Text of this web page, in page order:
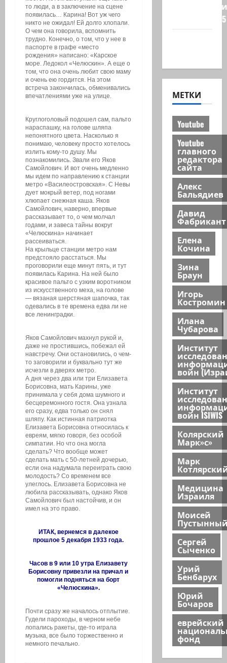
то люди, а в заключение на сцене
появилась… Карина! Вот уж чего
никто не ожидал! Ей долго хлопали.
О чем она говорила, вспомнить
трудно. Конечно, о том, что у нее в
паспорте в графе «место
рождения» написано: «Карское
море. Ледокол «Челюскин». А еще о
том, что она очень любит свою маму
и очень ею гордится. На этом
встреча закончилась, обменивались
впечатлениями уже на улице.
Круглоголовый подошел сам, пальто
нараспашку, на голове шляпа
непонятного цвета. Насколько я
понимаю, человеку просто хотелось
излить кому-то душу. Мы
познакомились. Звали его Яков
Самойлович. И вот очень медленно
мы идем по направлению к станции
метро «Василеостровская». С Невы
дует мокрый ветер, под ногами
хлюпает снежная каша. Яков
Самойлович, наверно, впервые
рассказывает то, о чем молчал
годами, и завеса тайны вокруг
«Челюскина» начинает
рассеиваться.
На крыльце станции метро нам
предстояло расстаться. Мы
проговорили еще минут пять, и тут
появилась Карина. На ней было
красивое пальто с узким воротником
из искусственного меха, на голове
— вязаная шерстяная шапочка, так
одевались в те времена едва ли не
все ленинградки.
Яков Самойлович махнул рукой и,
даже не простившись, побежал ей
навстречу. Они остановились, о чем-
то заговорили и буквально тут же
исчезли в дверях метро.
А дня через два или три Елизавета
Борисовна, мать Карины, уже
принимала у себя дома шумного и
бесцеремонного гостя. Она узнала
его сразу, едва только он снял
шляпу. Как истинная патриотка
Елизавета Борисовна относилась к
евреям, мягко говоря, без особой
симпатии. Но что она могла
сделать? Что вообще может
сделать мать с 50-летней дочерью,
если она надумала переиграть свою
молодость? Со временем все
улеглось. Елизавета Борисовна не
любила рассказывать, однако Яков
Самойлович был настойчив, и он
имел на это право.
ИТАК, вернемся в далекое
прошлое 5 декабря 1933 года.
Часов в 9 или 10 утра Елизавету
Борисовну привезли на причал и
помогли подняться на борт
«Челюскина».
Почти сразу же началось отплытие.
Гудели пароходы, в черном небе
лопались ракеты, где-то играла
музыка, все было торжественно и
немного печально.
сайта 2025
МЕТКИ
Youtube
Youtube
главного
редактора
сайта
Алекс
Бальядиев
Давид
Фабрикант
Елена
Кочина
Зина
Браун
Игорь
Костромин
Илана
Чубарова
Институт
войн
Институт
войн ISIWIS
Колярский
Марк»с»
Марк
Медицина
Израиля
Моисей
Сергей
Сыченко
Урий
Бенбарух
Юрий
Бочаров
еврейский
фонд